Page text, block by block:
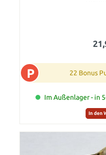
P 22 Bonus
Im Außenlager - in
In den